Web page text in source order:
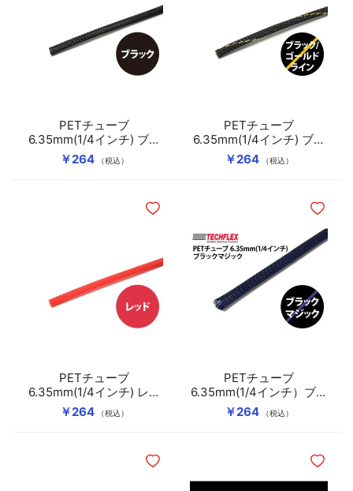
￥264 （税込）
PETチューブ
6.35mm(1/4インチ) ブラ
ック
￥264 （税込）
PETチューブ
6.35mm(1/4インチ) ブラ
ック/ゴールドライン
￥264 （税込）
PETチューブ
6.35mm(1/4インチ) レッ
ド
ほしいものリストに追加
￥264 （税込）
PETチューブ
6.35mm(1/4インチ）ブラ
ックマジック
ほしい
ほしいものリストに追加 ほしい